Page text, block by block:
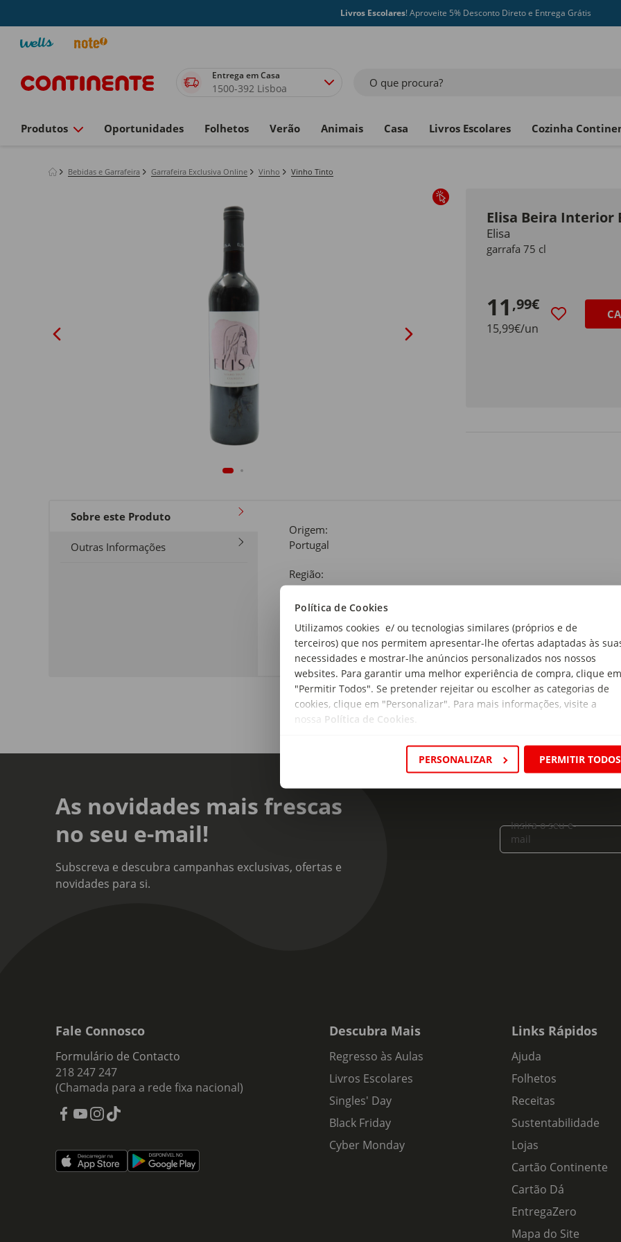
Política de Cookies
Utilizamos cookies e/ ou tecnologias similares (próprios e de
terceiros) que nos permitem apresentar-lhe ofertas adaptadas às
necessidades e mostrar-lhe anúncios personalizados nos nossos
websites. Para garantir uma melhor experiência de compra, clique em
"Permitir Todos". Se pretender rejeitar ou escolher as categorias de
cookies, clique em "Personalizar". Para mais informações, visite a
nossa Política de Cookies
PERSONALIZAR PERMITIR TODOS
Livros Escolares! Aproveite 5% Desconto Direto e Entrega Grátis
Entrega em Casa
1500-392 Lisboa O que procura?
Produtos Oportunidades Folhetos Verão Animais Casa Livros Escolares Cozinha
Bebidas e Garrafeira Garrafeira Exclusiva Online Vinho Vinho Tinto
Elisa Beira Interior
Elisa
garrafa 75 cl
11 ,99€
15,99€/un
Sobre este Produto
Outras Informações
Origem:
Portugal
Região:
Beiras
Vinho Tinto
As novidades mais frescas
no seu e-mail!
Subscreva e descubra campanhas exclusivas, ofertas e
novidades para si.
Insira o seu e-
mail
Fale Connosco
Formulário de Contacto
218 247 247
(Chamada para a rede fixa nacional)
Descubra Mais
Regresso às Aulas
Livros Escolares
Singles' Day
Black Friday
Cyber Monday
Links Rápidos
Ajuda
Folhetos
Receitas
Sustentabilidade
Lojas
Cartão Continente
Cartão Dá
EntregaZero
Mapa do Site